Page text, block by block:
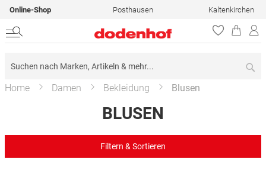
Online-Shop Posthausen Kaltenkirchen
Home Damen Bekleidung Blusen
BLUSEN
Filtern & Sortieren